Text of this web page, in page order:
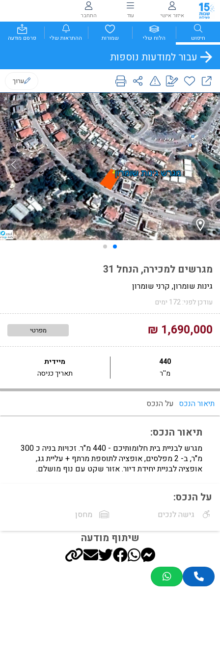
איזור אישי עוד התחבר
חיפוש הלוח שלי שמורות ההתראות שלי פרסם מודעה
עבור למודעות נוספות
ערוך
מגרשים למכירה, הנחל 31
גינות שומרון, קרני שומרון
עודכן לפני: 172 ימים
1,690,000 ₪ מפרטי
440
מ''ר
מיידית
תאריך כניסה
תיאור הנכס על הנכס
תיאור הנכס:
מגרש לבניית בית חלומותיכם - 440 מ"ר. זכויות בניה כ 300
מ"ר, ב- 2 מפלסים, אופציה לתוספת מרתף + עליית גג,
אופציה לבניית יחידת דיור. אזור שקט עם נוף מושלם.
על הנכס:
גישה לנכים מחסן
שיתוף מודעה